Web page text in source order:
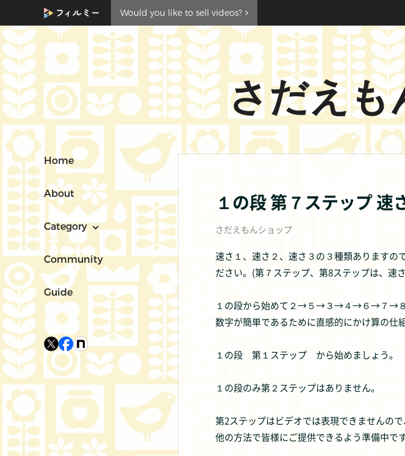
Would you like to sell videos?
さだえも
Home
About
Category
Community
Guide
１の段 第７ステップ 速
さだえもんショップ
速さ１、速さ２、速さ３の３種類ありますの
ださい。(第７ステップ、第8ステップは、速
１の段から始めて２→５→３→４→６→７→８
数字が簡単であるために直感的にかけ算の仕
１の段 第１ステップ から始めましょう。
１の段のみ第２ステップはありません。
第2ステップはビデオでは表現できませんの
他の方法で皆様にご提供できるよう準備中です